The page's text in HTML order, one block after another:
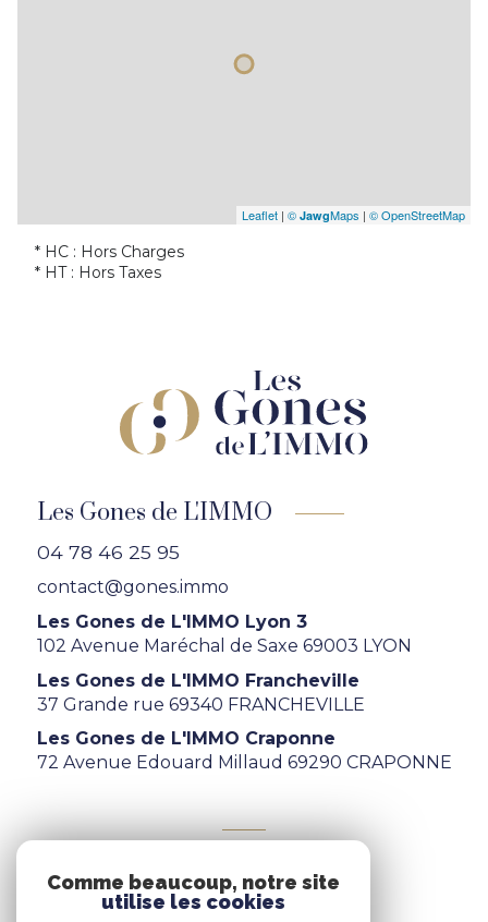
Leaflet | © JawgMaps | © OpenStreetMap
* HC : Hors Charges
* HT : Hors Taxes
Les Gones de L'IMMO
04 78 46 25 95
contact@gones.immo
Les Gones de L'IMMO Lyon 3
102 Avenue Maréchal de Saxe 69003 LYON
Les Gones de L'IMMO Francheville
37 Grande rue 69340 FRANCHEVILLE
Les Gones de L'IMMO Craponne
72 Avenue Edouard Millaud 69290 CRAPONNE
Nous adhérons
Comme beaucoup, notre site
utilise les cookies